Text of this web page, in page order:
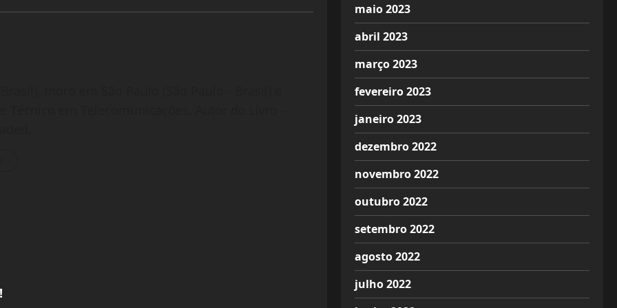
maio 2023
abril 2023
março 2023
fevereiro 2023
janeiro 2023
dezembro 2022
novembro 2022
outubro 2022
setembro 2022
agosto 2022
julho 2022